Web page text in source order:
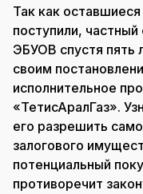
Так как оставшиеся
поступили,
ЭБУОВ спустя пять
своим
исполнительное
«ТетисАралГаз».
его разрешить
залогового
потенциальный
противоречит